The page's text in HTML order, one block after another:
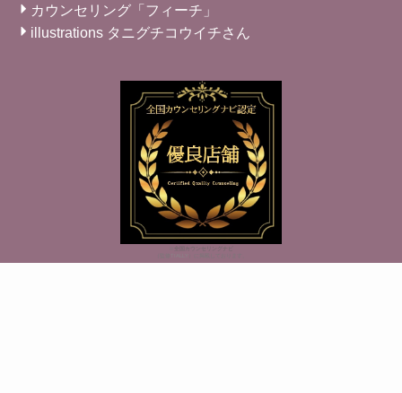
カウンセリング「フィーチ」
illustrations タニグチコウイチさん
全国カウンセリングナビ